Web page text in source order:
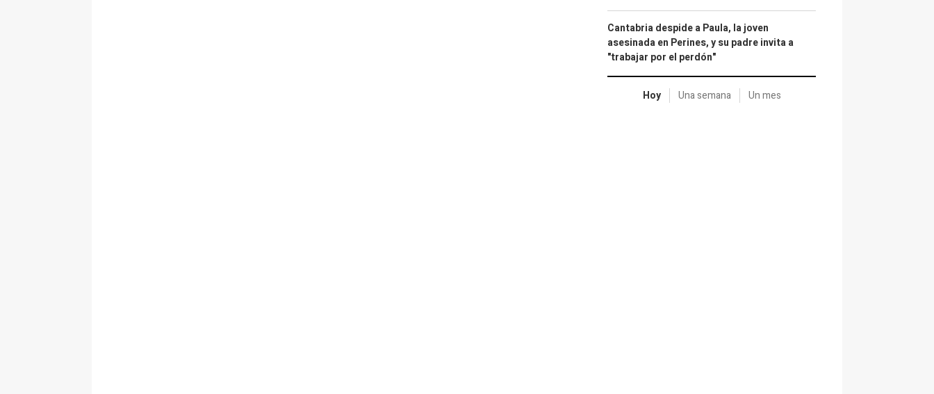
Cantabria despide a Paula, la joven
asesinada en Perines, y su padre invita a
"trabajar por el perdón"
Hoy Una semana Un mes